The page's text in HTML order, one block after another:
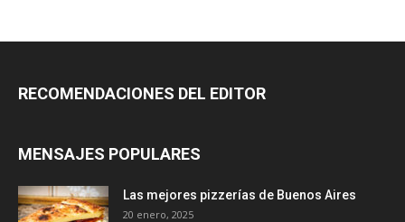
RECOMENDACIONES DEL EDITOR
MENSAJES POPULARES
Las mejores pizzerías de Buenos Aires
20 enero, 2025